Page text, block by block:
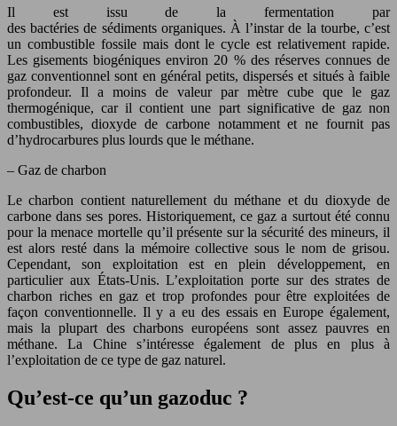
Il est issu de la fermentation par
des bactéries de sédiments organiques. À l’instar de la tourbe, c’est
un combustible fossile mais dont le cycle est relativement rapide.
Les gisements biogéniques environ 20 % des réserves connues de
gaz conventionnel sont en général petits, dispersés et situés à faible
profondeur. Il a moins de valeur par mètre cube que le gaz
thermogénique, car il contient une part significative de gaz non
combustibles, dioxyde de carbone notamment et ne fournit pas
d’hydrocarbures plus lourds que le méthane.
– Gaz de charbon
Le charbon contient naturellement du méthane et du dioxyde de
carbone dans ses pores. Historiquement, ce gaz a surtout été connu
pour la menace mortelle qu’il présente sur la sécurité des mineurs, il
est alors resté dans la mémoire collective sous le nom de grisou.
Cependant, son exploitation est en plein développement, en
particulier aux États-Unis. L’exploitation porte sur des strates de
charbon riches en gaz et trop profondes pour être exploitées de
façon conventionnelle. Il y a eu des essais en Europe également,
mais la plupart des charbons européens sont assez pauvres en
méthane. La Chine s’intéresse également de plus en plus à
l’exploitation de ce type de gaz naturel.
Qu’est-ce qu’un gazoduc ?